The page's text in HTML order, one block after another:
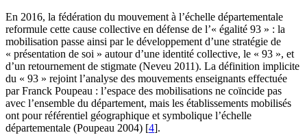
En 2016, la fédération du mouvement à l’échelle départementale
reformule cette cause collective en défense de l’« égalité 93 » : la
mobilisation passe ainsi par le développement d’une stratégie de
« présentation de soi » autour d’une identité collective, le « 93 », et
d’un retournement de stigmate (Neveu 2011). La définition implicite
du « 93 » rejoint l’analyse des mouvements enseignants effectuée
par Franck Poupeau : l’espace des mobilisations ne coïncide pas
avec l’ensemble du département, mais les établissements mobilisés
ont pour référentiel géographique et symbolique l’échelle
départementale (Poupeau 2004) [4].